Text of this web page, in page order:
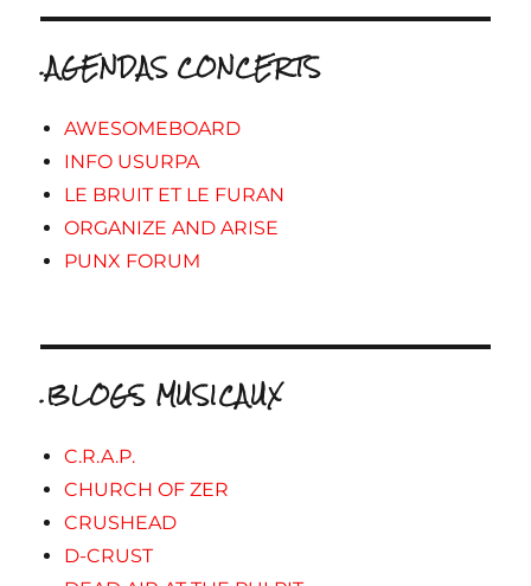
.AGENDAS CONCERTS
AWESOMEBOARD
INFO USURPA
LE BRUIT ET LE FURAN
ORGANIZE AND ARISE
PUNX FORUM
.BLOGS MUSICAUX
C.R.A.P.
CHURCH OF ZER
CRUSHEAD
D-CRUST